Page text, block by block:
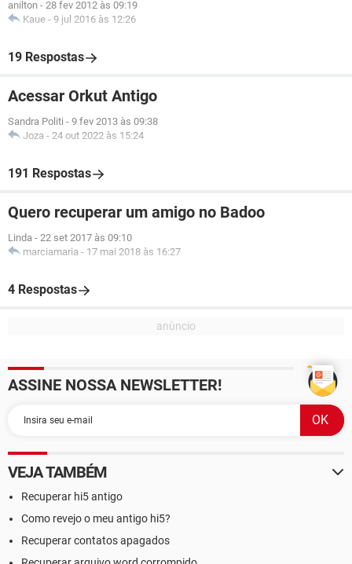
anilton - 28 fev 2012 às 09:19
Kaue - 9 jul 2016 às 12:26
19 Respostas
Acessar Orkut Antigo
Sandra Politi - 9 fev 2013 às 09:38
Joza - 24 out 2022 às 15:24
191 Respostas
Quero recuperar um amigo no Badoo
Linda - 22 set 2017 às 09:10
marciamaria - 17 mai 2018 às 16:27
4 Respostas
ASSINE NOSSA NEWSLETTER!
VEJA TAMBÉM
Recuperar hi5 antigo
Como revejo o meu antigo hi5?
Recuperar contatos apagados